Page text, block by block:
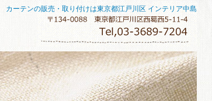
カーテンの販売・取り付けは東京都江戸川区 インテリア中島